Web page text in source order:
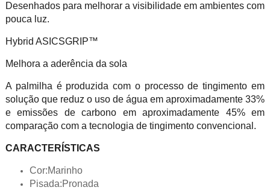
Desenhados para melhorar a visibilidade em ambientes com
pouca luz.
Hybrid ASICSGRIP™
Melhora a aderência da sola
A palmilha é produzida com o processo de tingimento em
solução que reduz o uso de água em aproximadamente 33%
e emissões de carbono em aproximadamente 45% em
comparação com a tecnologia de tingimento convencional.
CARACTERÍSTICAS
Cor:Marinho
Pisada:Pronada